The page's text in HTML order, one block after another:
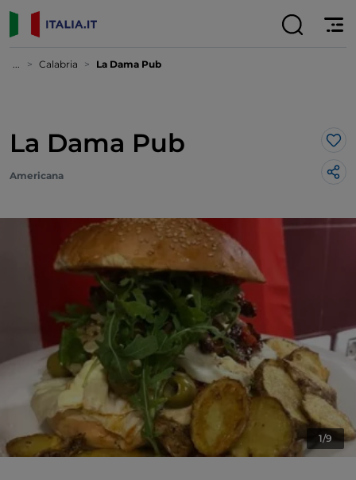
... Calabria La Dama Pub
La Dama Pub
Americana
1/9